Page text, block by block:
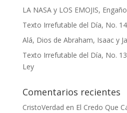
LA NASA y LOS EMOJIS,
Texto Irrefutable del Día, No.
Alá, Dios de Abraham, Isaac y
Texto Irrefutable del Día, No.
Ley
Comentarios recientes
CristoVerdad en El Credo Que